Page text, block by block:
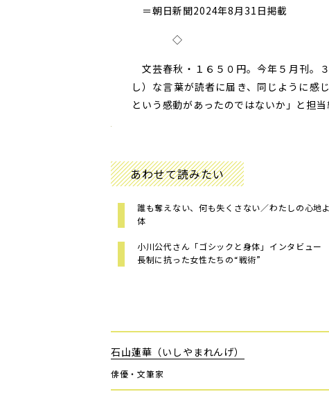
＝朝日新聞2024年8月31 日掲載
◇
文芸春秋・１６５０円。今年５月刊。
し）な言葉が読者に届き、同じように感
という感動があったのではないか」と担当
あわせて読みたい
誰も奪えない、何も失くさない／わたしの心地
体
小川公代さん「ゴシックと身体」インタビュ
長制に抗った女性たちの“戦術”
石山蓮華（いしやまれんげ）
俳優・文筆家